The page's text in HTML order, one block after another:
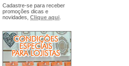
Ferramentas
- Carimbões
- Embalagens
- Máscaras
- Espátulas
- Diversos
Álbuns
Cadastre-se para receber
promoções dicas e
novidades, Clique aqui